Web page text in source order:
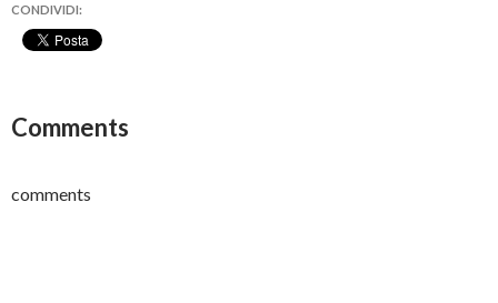
CONDIVIDI:
Comments
comments